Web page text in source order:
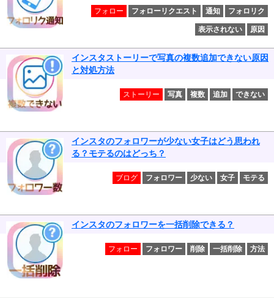
フォロー フォローリクエスト 通知 フォロリク
表示されない 原因
インスタストーリーで写真の複数追加できない原因
と対処方法
ストーリー 写真 複数 追加 できない
インスタのフォロワーが少ない女子はどう思われ
る？モテるのはどっち？
ブログ フォロワー 少ない 女子 モテる
インスタのフォロワーを一括削除できる？
フォロー フォロワー 削除 一括削除 方法